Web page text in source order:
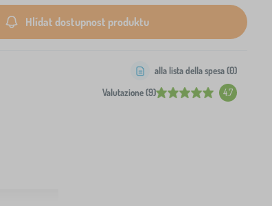
Hlídat dostupnost produktu
Valutazione (9) 4.7
alla lista della spesa (0)